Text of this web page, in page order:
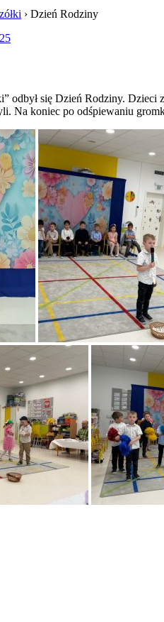
› Dzień Rodziny
odbył się Dzień Rodziny.
Na koniec po odśpiewaniu